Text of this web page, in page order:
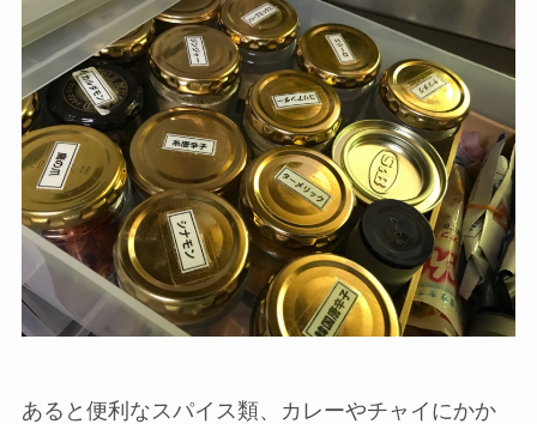
あると便利なスパイス類、カレーやチャイにかか